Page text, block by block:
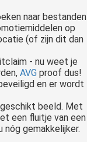
naar bestanden
op
(of zijn dit dan
- nu weet je
AVG proof dus!
en er wordt
beeld. Met
een fluitje van een
nóg gemakkelijker.